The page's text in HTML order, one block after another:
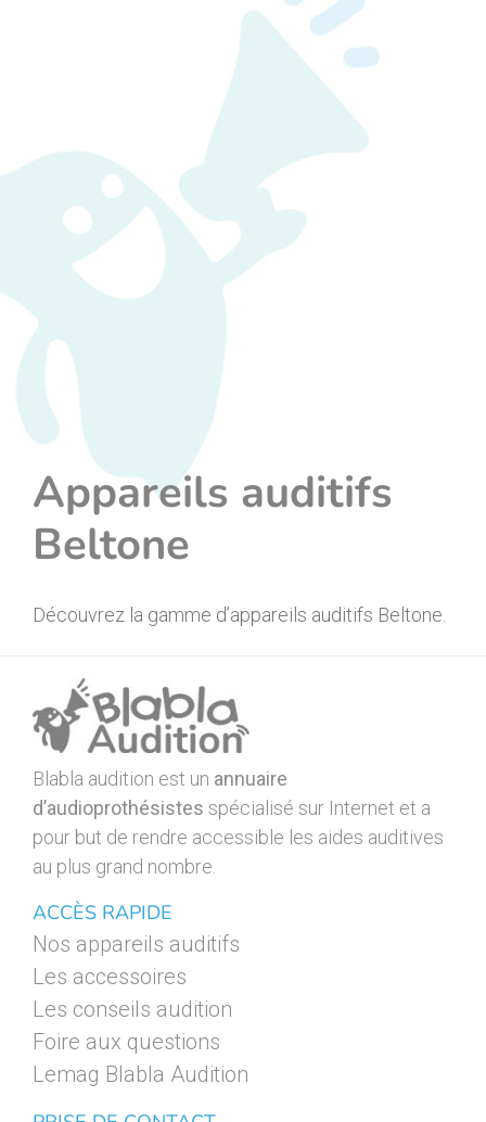
Appareils auditifs
Beltone
Découvrez la gamme d’appareils auditifs Beltone.
Blabla audition est un annuaire
d’audioprothésistes spécialisé sur Internet et a
pour but de rendre accessible les aides auditives
au plus grand nombre.
ACCÈS RAPIDE
Nos appareils auditifs
Les accessoires
Les conseils audition
Foire aux questions
Lemag Blabla Audition